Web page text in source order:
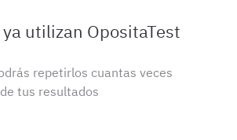
utilizan OpositaTest
repetirlos cuantas veces
tus resultados